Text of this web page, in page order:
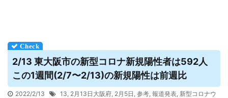
2/13 東大阪市の新型コロナ新規陽性者は592人
この1週間(2/7〜2/13)の新規陽性は前週比
2022/2/13 13, 2月13日大阪府, 2月5日 , 参考, 報道発表, 新型コロナウ